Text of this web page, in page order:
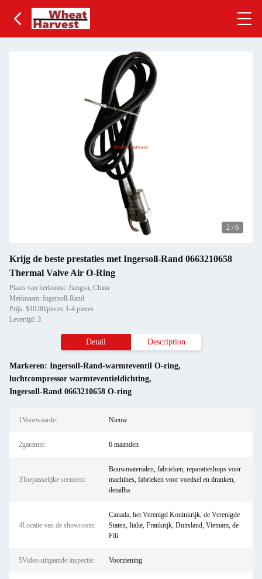
2 / 6
Krijg de beste prestaties met Ingersoll-Rand 0663210658
Thermal Valve Air O-Ring
Plaats van herkomst: Jiangsu, China
Merknaam: Ingersoll-Rand
Prijs: $10.00/pieces 1-4 pieces
Levertijd: 3
Detail Description
Markeren: Ingersoll-Rand-warmteventil O-ring,
luchtcompressor warmteventieldichting,
Ingersoll-Rand 0663210658 O-ring
1Voorwaarde: Nieuw
2garantie: 6 maanden
3Toepasselijke sectoren:
Bouwmaterialen, fabrieken, reparatieshops voor
machines, fabrieken voor voedsel en dranken,
detailha
4Locatie van de showroom:
Canada, het Verenigd Koninkrijk, de Verenigde
Staten, Italië, Frankrijk, Duitsland, Vietnam, de
Fili
5Video-uitgaande inspectie: Voorziening